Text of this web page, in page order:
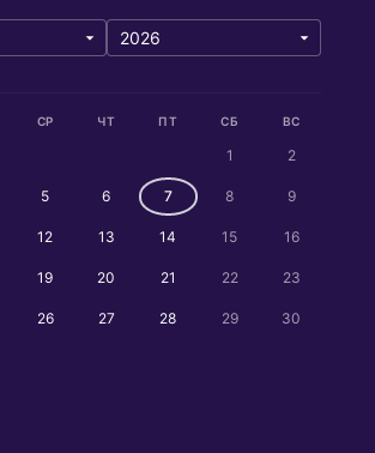
СР ЧТ ПТ СБ ВС
1 2
5 6 7 8 9
12 13 14 15 16
19 20 21 22 23
26 27 28 29 30